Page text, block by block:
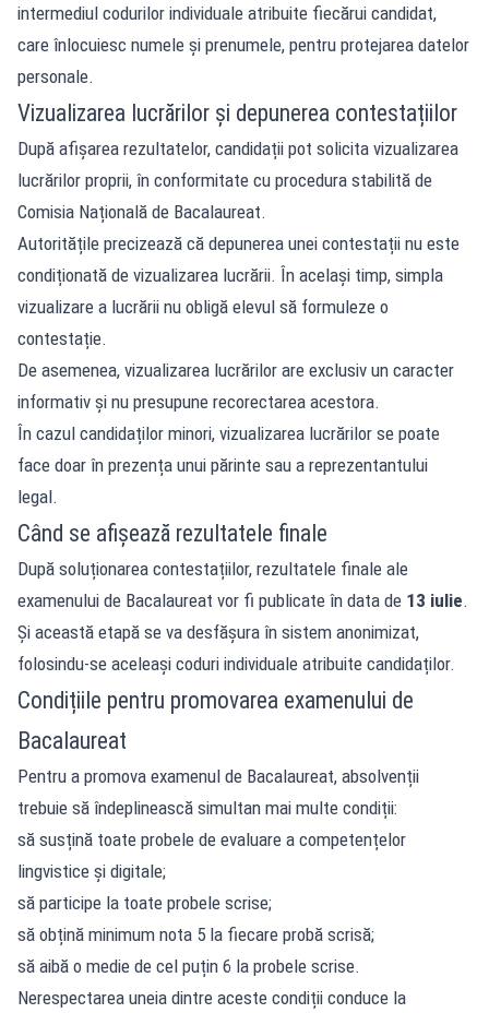
intermediul codurilor individuale atribuite fiecărui candidat,
care înlocuiesc numele și prenumele, pentru protejarea datelor
personale.
Vizualizarea lucrărilor și depunerea contestațiilor
După afișarea rezultatelor, candidații pot solicita vizualizarea
lucrărilor proprii, în conformitate cu procedura stabilită de
Comisia Națională de Bacalaureat.
Autoritățile precizează că depunerea unei contestații nu este
condiționată de vizualizarea lucrării. În același timp, simpla
vizualizare a lucrării nu obligă elevul să formuleze o
contestație.
De asemenea, vizualizarea lucrărilor are exclusiv un caracter
informativ și nu presupune recorectarea acestora.
În cazul candidaților minori, vizualizarea lucrărilor se poate
face doar în prezența unui părinte sau a reprezentantului
legal.
Când se afișează rezultatele finale
După soluționarea contestațiilor, rezultatele finale ale
examenului de Bacalaureat vor fi publicate în data de 13 iulie.
Și această etapă se va desfășura în sistem anonimizat,
folosindu-se aceleași coduri individuale atribuite candidaților.
Condițiile pentru promovarea examenului de
Bacalaureat
Pentru a promova examenul de Bacalaureat, absolvenții
trebuie să îndeplinească simultan mai multe condiții:
să susțină toate probele de evaluare a competențelor
lingvistice și digitale;
să participe la toate probele scrise;
să obțină minimum nota 5 la fiecare probă scrisă;
să aibă o medie de cel puțin 6 la probele scrise.
Nerespectarea uneia dintre aceste condiții conduce la